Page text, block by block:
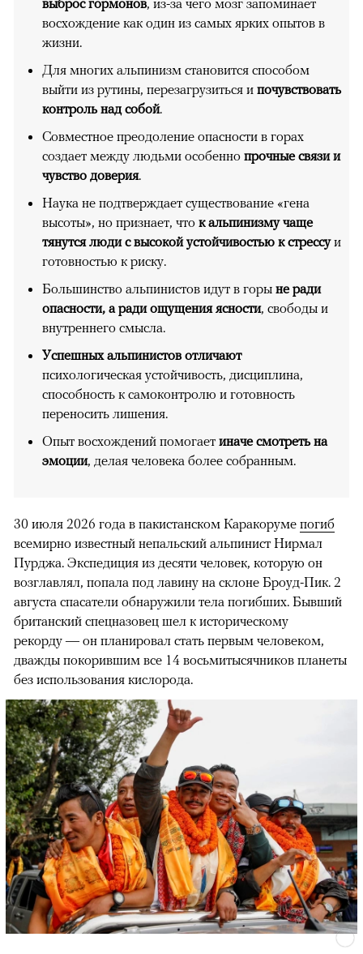
выброс гормонов, из-за чего мозг запоминает
восхождение как один из самых ярких опытов в
жизни.
Для многих альпинизм становится способом
выйти из рутины, перезагрузиться и почувствовать
контроль над собой.
Совместное преодоление опасности в горах
создает между людьми особенно прочные связи и
чувство доверия.
Наука не подтверждает существование «гена
высоты», но признает, что к альпинизму чаще
тянутся люди с высокой устойчивостью к стрессуи
готовностью к риску.
Большинство альпинистов идут в горы не ради
опасности, а ради ощущения ясности, свободы и
внутреннего смысла.
Успешных альпинистов отличают
психологическая устойчивость, дисциплина,
способность к самоконтролю и готовность
переносить лишения.
Опыт восхождений помогает иначе смотреть на
эмоции, делая человека более собранным.
30 июля 2026 года в пакистанском Каракоруме погиб
всемирно известный непальский альпинист Нирмал
Пурджа. Экспедиция из десяти человек, которую он
возглавлял, попала под лавину на склоне Броуд-Пик. 2
августа спасатели обнаружили тела погибших. Бывший
британский спецназовец шел к историческому
рекорду — он планировал стать первым человеком,
дважды покорившим все 14 восьмитысячников планеты
без использования кислорода.